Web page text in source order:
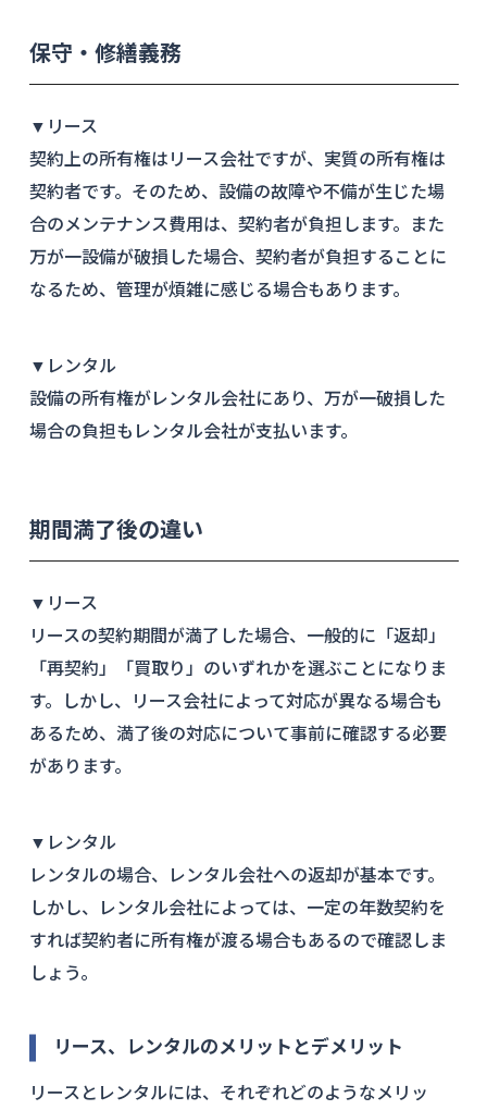
保守・修繕義務
▼リース
契約上の所有権はリース会社ですが、実質の所有権は
契約者です。そのため、設備の故障や不備が生じた場
合のメンテナンス費用は、契約者が負担します。また
万が一設備が破損した場合、契約者が負担することに
なるため、管理が煩雑に感じる場合もあります。
▼レンタル
設備の所有権がレンタル会社にあり、万が一破損した
場合の負担もレンタル会社が支払います。
期間満了後の違い
▼リース
リースの契約期間が満了した場合、一般的に「返却」
「再契約」「買取り」のいずれかを選ぶことになりま
す。しかし、リース会社によって対応が異なる場合も
あるため、満了後の対応について事前に確認する必要
があります。
▼レンタル
レンタルの場合、レンタル会社への返却が基本です。
しかし、レンタル会社によっては、一定の年数契約を
すれば契約者に所有権が渡る場合もあるので確認しま
しょう。
リース、レンタルのメリットとデメリット
リースとレンタルには、それぞれどのようなメリッ